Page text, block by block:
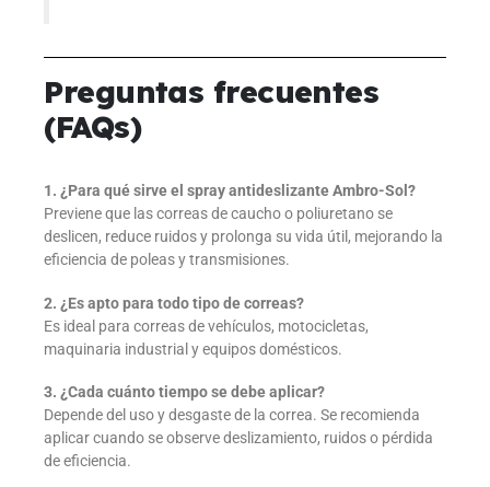
Preguntas frecuentes
(FAQs)
1. ¿Para qué sirve el spray antideslizante Ambro-Sol?
Previene que las correas de caucho o poliuretano se
deslicen, reduce ruidos y prolonga su vida útil, mejorando la
eficiencia de poleas y transmisiones.
2. ¿Es apto para todo tipo de correas?
Es ideal para correas de vehículos, motocicletas,
maquinaria industrial y equipos domésticos.
3. ¿Cada cuánto tiempo se debe aplicar?
Depende del uso y desgaste de la correa. Se recomienda
aplicar cuando se observe deslizamiento, ruidos o pérdida
de eficiencia.